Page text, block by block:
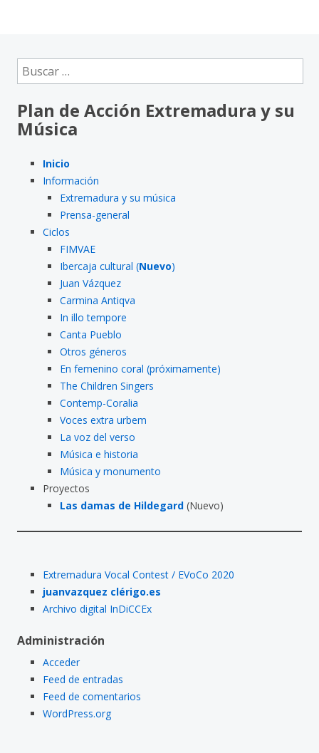
Buscar:
Plan de Acción Extremadura y su
Música
Inicio
Información
Extremadura y su música
Prensa-general
Ciclos
FIMVAE
Ibercaja cultural (Nuevo)
Juan Vázquez
Carmina Antiqva
In illo tempore
Canta Pueblo
Otros géneros
En femenino coral (próximamente)
The Children Singers
Contemp-Coralia
Voces extra urbem
La voz del verso
Música e historia
Música y monumento
Proyectos
Las damas de Hildegard (Nuevo)
Extremadura Vocal Contest / EVoCo 2020
juanvazquez clérigo.es
Archivo digital InDiCCEx
Administración
Acceder
Feed de entradas
Feed de comentarios
WordPress.org